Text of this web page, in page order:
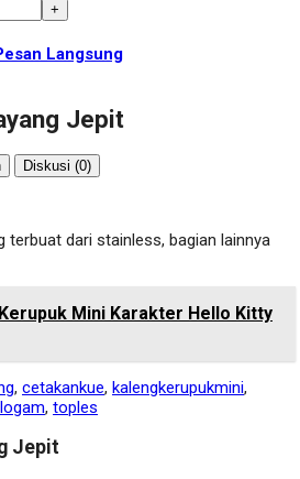
+
Langsung
Jepit
Diskusi (0)
terbuat dari stainless, bagian lainnya
Mini Karakter Hello Kitty
, cetakankue, kalengkerupukmini,
, toples
Jepit